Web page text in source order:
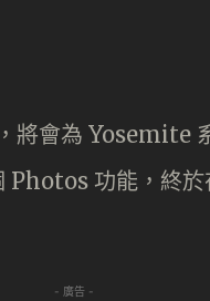
將會為 Yosemite
功能，終於
- 廣告 -